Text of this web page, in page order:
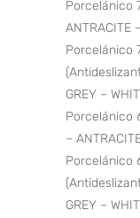
Porcelánico
ANTRACITE
Porcelánico
GREY –
Porcelánico
–
Porcelánico
GREY –